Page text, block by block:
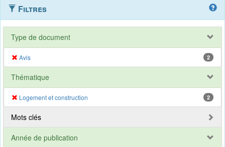
Filtres
Type de document
Avis 2
Thématique
Logement et construction 2
Mots clés
Année de publication